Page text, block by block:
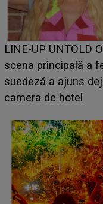
Ce a dezvăluit noua
luat prin
BĂIATUL VIZAT de
faptului împlinit, A